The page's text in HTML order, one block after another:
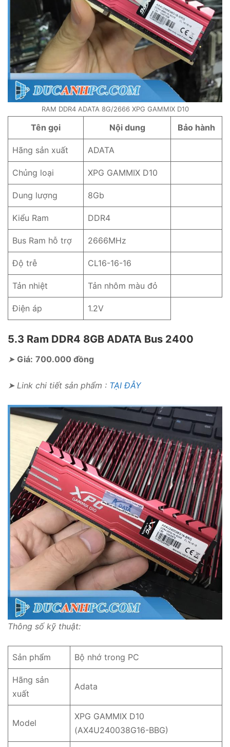
RAM DDR4 ADATA 8G/2666 XPG GAMMIX D10
Tên gọi Nội dung Bảo hành
Hãng sản xuất ADATA
Chủng loại XPG GAMMIX D10
Dung lượng 8Gb
Kiểu Ram DDR4
Bus Ram hỗ trợ 2666MHz
Độ trễ CL16-16-16
Tản nhiệt Tản nhôm màu đỏ
Điện áp 1.2V
5.3 Ram DDR4 8GB ADATA Bus 2400
➤ Giá: 700.000 đồng
➤ Link chi tiết sản phẩm : TẠI ĐÂY
Thông số kỹ thuật:
Sản phẩm Bộ nhớ trong PC
Hãng sản
xuất
Adata
Model
XPG GAMMIX D10
(AX4U240038G16-BBG)